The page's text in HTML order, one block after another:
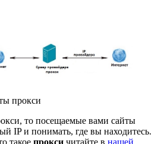
прокси
то посещаемые вами сайты
IP и понимать, где вы находитесь.
такое прокси читайте в нашей